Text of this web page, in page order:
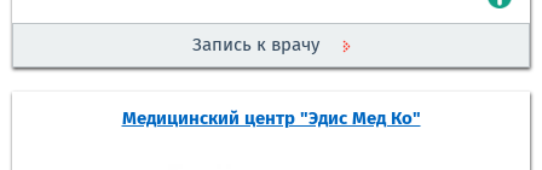
Запись к врачу
Медицинский центр "Эдис Мед Ко"